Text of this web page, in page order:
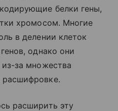
белки гены,
хромосом. Многие
в делении клеток
однако они
за множества
расширить эту